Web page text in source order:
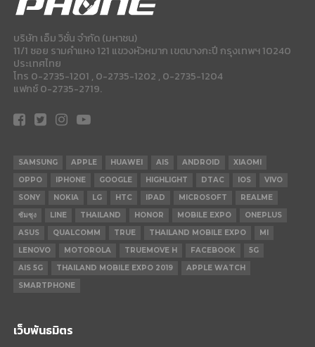
บริษัท เอ็ม วิชั่น จำกัด (มหาชน)
11/1 ซอย รามคำแหง 121 แขวงหัวหมาก เขตบางกะปี กรุงเทพฯ 10240
ประเทศไทย
โทร 0-2735-1201 , 0-2735-1202 , 0-2735-1204
แฟกซ์ 0-2735-2719.
SAMSUNG APPLE HUAWEI AIS ANDROID
XIAOMI
OPPO
IPHONE GOOGLE HIGHLIGHT DTAC IOS
VIVO
SONY
NOKIA LG HTC IPAD MICROSOFT
REALME
ซัมซุง
LINE THAILAND HONOR MOBILE EXPO
ONEPLUS
ASUS
QUALCOMM TRUE THAILAND MOBILE EXPO
MI
LENOVO
MOTOROLA TRUEMOVE H FACEBOOK
5G
AIS 5G
THAILAND MOBILE EXPO 2019
APPLE WATCH
SMARTPHONE
เว็บพันธมิตร